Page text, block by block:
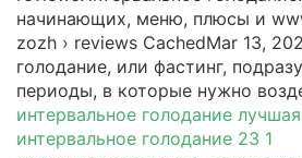
начинающих, меню, плюсы и
zozh › reviews CachedMar 13,
голодание, или фастинг,
периоды, в которые нужно
интервальное голодание
интервальное голодание 23 1